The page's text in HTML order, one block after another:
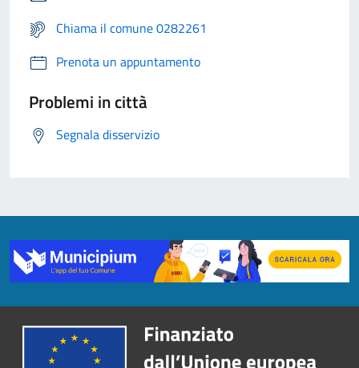
Chiama il comune 0282261
Prenota un appuntamento
Problemi in città
Segnala disservizio